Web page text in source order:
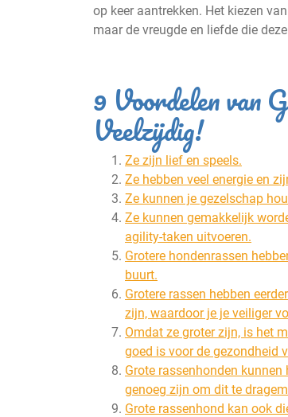
op keer aantrekken. Het kiezen
maar de vreugde en liefde die
9 Voordelen van
Veelzijdig!
Ze zijn lief en speels.
Ze hebben veel energie en
Ze kunnen je gezelschap
Ze kunnen gemakkelijk
agility-taken uitvoeren.
Grotere hondenrassen
buurt.
Grotere rassen hebben
zijn, waardoor je je veiliger
Omdat ze groter zijn, is het
goed is voor de gezondheid
Grote rassenhonden
genoeg zijn om dit te
Grote rassenhond kan ook